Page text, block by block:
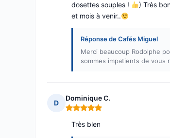
dosettes souples !
) Très
et mois à venir..
Réponse de Cafés Miguel
Merci beaucoup Rodolphe
sommes impatients de
D
Dominique C.
Note : 5 sur 5
Très blen